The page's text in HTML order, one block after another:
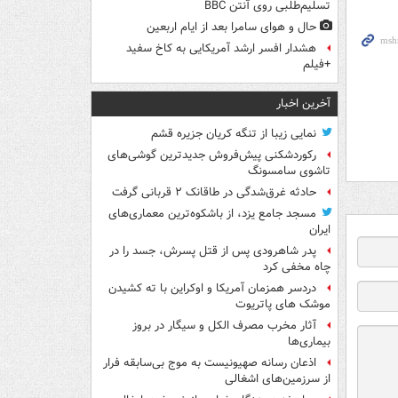
تسلیم‌طلبی روی آنتن BBC
حال و هوای سامرا بعد از ایام اربعین
هشدار افسر ارشد آمریکایی به کاخ سفید
+فیلم
آخرین اخبار
نمایی زیبا از تنگه کریان جزیره قشم
رکوردشکنی پیش‌فروش جدیدترین گوشی‌های
تاشوی سامسونگ
حادثه غرق‌شدگی در طاقانک ۲ قربانی گرفت
مسجد جامع یزد، از باشکوه‌ترین معماری‌های
ایران
پدر شاهرودی پس از قتل پسرش، جسد را در
چاه مخفی کرد
دردسر همزمان آمریکا و اوکراین با ته کشیدن
موشک های پاتریوت
آثار مخرب مصرف الکل و سیگار در بروز
بیماری‌ها
اذعان رسانه صهیونیست به موج بی‌سابقه فرار
از سرزمین‌های اشغالی